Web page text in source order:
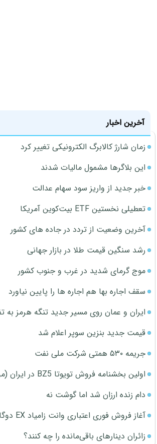
آخرین اخبار
زمان شارژ کالابرگ الکترونیکی تغییر کرد
این بلاگرها مشمول مالیات شدند
خبر جدید از واریز سود سهام عدالت
تعطیلی نخستین ETF بیت‌کوین آمریکا
آخرین وضعیت از تردد در جاده های کشور
رشد سنگین قیمت طلا در بازار جهانی
موج گرمای شدید در غرب و جنوب کشور
سقف اجاره بها هم اجاره ها را پایین نیاورد
ایران و عمان روی مسیر جدید تنگه هرمز به
قیمت جدید بنزین سوپر اعلام شد
جریمه ۵۳۰ همتی شرکت ملی نفت
اولین بخشنامه فروش تویوتا BZ5 در ایران (مرداد 1405)
دام زنده ارزان شد اما گوشت نه
آغاز فروش فوری اعتباری وانت زامیاد EX دوگانه‌سوز
زائران دینارهای باقی‌مانده را چه کنند؟